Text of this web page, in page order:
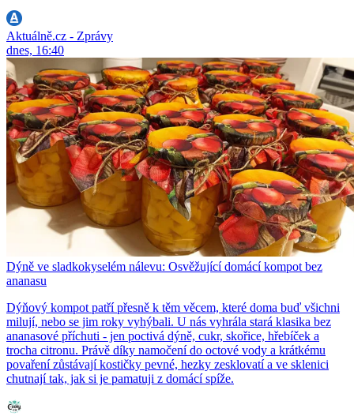
Aktuálně.cz - Zprávy
dnes, 16:40
Dýně ve sladkokyselém nálevu: Osvěžující domácí kompot bez
ananasu
Dýňový kompot patří přesně k těm věcem, které doma buď všichni
milují, nebo se jim roky vyhýbali. U nás vyhrála stará klasika bez
ananasové příchuti - jen poctivá dýně, cukr, skořice, hřebíček a
trocha citronu. Právě díky namočení do octové vody a krátkému
povaření zůstávají kostičky pevné, hezky zesklovatí a ve sklenici
chutnají tak, jak si je pamatuji z domácí spíže.